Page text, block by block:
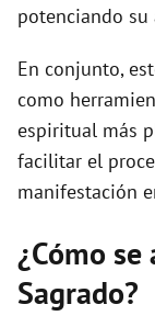
potenciando su
En conjunto,
como
espiritual más
facilitar el
manifestación
¿Cómo
Sagrado?